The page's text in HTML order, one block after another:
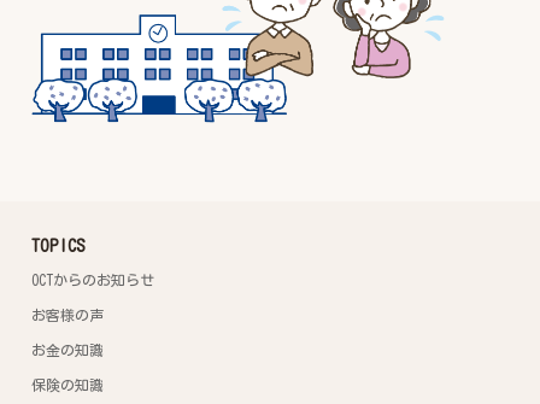
TOPICS
OCTからのお知らせ
お客様の声
お金の知識
保険の知識